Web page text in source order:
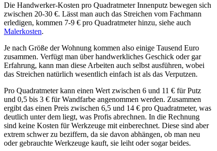
Die Handwerker-Kosten pro Quadratmeter Innenputz bewegen sich
zwischen 20-30 €. Lässt man auch das Streichen vom Fachmann
erledigen, kommen 7-9 € pro Quadratmeter hinzu, siehe auch
Malerkosten.
Je nach Größe der Wohnung kommen also einige Tausend Euro
zusammen. Verfügt man über handwerkliches Geschick oder gar
Erfahrung, kann man diese Arbeiten auch selbst ausführen, wobei
das Streichen natürlich wesentlich einfach ist als das Verputzen.
Pro Quadratmeter kann einen Wert zwischen 6 und 11 € für Putz
und 0,5 bis 3 € für Wandfarbe angenommen werden. Zusammen
ergibt das einen Preis zwischen 6,5 und 14 € pro Quadratmeter, was
deutlich unter dem liegt, was Profis abrechnen. In die Rechnung
sind keine Kosten für Werkzeuge mit einberechnet. Diese sind aber
extrem schwer zu beziffern, da sie davon abhängen, ob man neu
oder gebrauchte Werkzeuge kauft, sie leiht oder sogar beides.